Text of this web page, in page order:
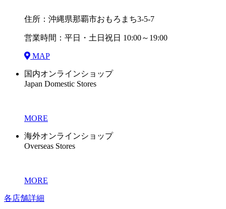
住所：沖縄県那覇市おもろまち3-5-7
営業時間：平日・土日祝日 10:00～19:00
MAP
国内オンラインショップ
Japan Domestic Stores
MORE
海外オンラインショップ
Overseas Stores
MORE
各店舗詳細